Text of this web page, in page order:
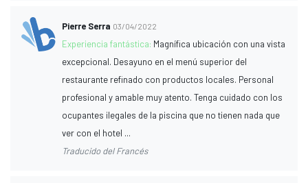
Pierre Serra 03/04/2022
Experiencia fantástica: Magnífica ubicación con una vista
excepcional. Desayuno en el menú superior del
restaurante refinado con productos locales. Personal
profesional y amable muy atento. Tenga cuidado con los
ocupantes ilegales de la piscina que no tienen nada que
ver con el hotel ...
Traducido del Francés